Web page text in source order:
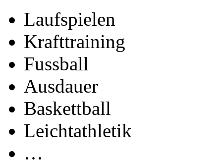
Laufspielen
Krafttraining
Fussball
Ausdauer
Baskettball
Leichtathletik
…